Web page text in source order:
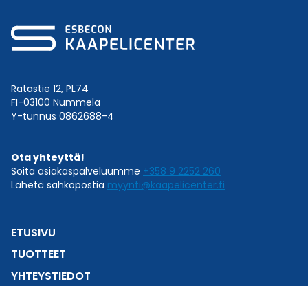
Ratastie 12, PL74
FI-03100 Nummela
Y-tunnus 0862688-4
Ota yhteyttä!
Soita asiakaspalveluumme +358 9 2252 260
Lähetä sähköpostia myynti@kaapelicenter.fi
ETUSIVU
TUOTTEET
YHTEYSTIEDOT